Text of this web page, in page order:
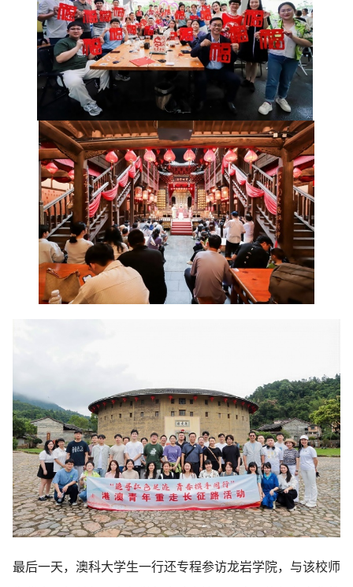
最后一天，澳科大学生一行还专程参访龙岩学院，与该校师